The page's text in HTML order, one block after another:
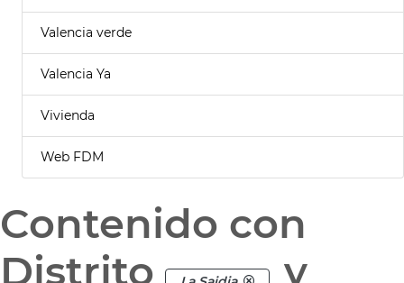
Valencia verde
Valencia Ya
Vivienda
Web FDM
Contenido con
Distrito
y